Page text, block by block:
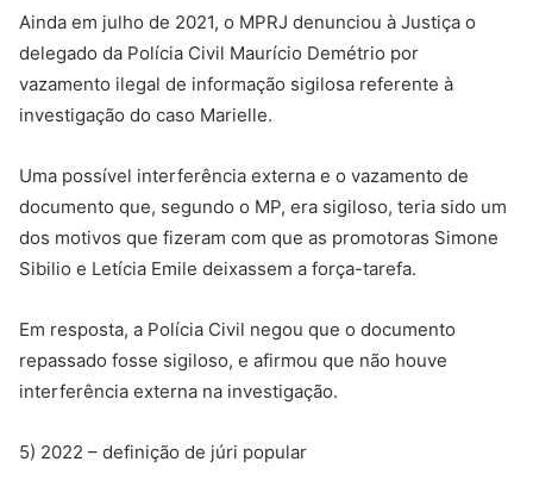
Ainda em julho de 2021, o MPRJ denunciou à Justiça o
delegado da Polícia Civil Maurício Demétrio por
vazamento ilegal de informação sigilosa referente à
investigação do caso Marielle.
Uma possível interferência externa e o vazamento de
documento que, segundo o MP, era sigiloso, teria sido um
dos motivos que fizeram com que as promotoras Simone
Sibilio e Letícia Emile deixassem a força-tarefa.
Em resposta, a Polícia Civil negou que o documento
repassado fosse sigiloso, e afirmou que não houve
interferência externa na investigação.
5) 2022 – definição de júri popular